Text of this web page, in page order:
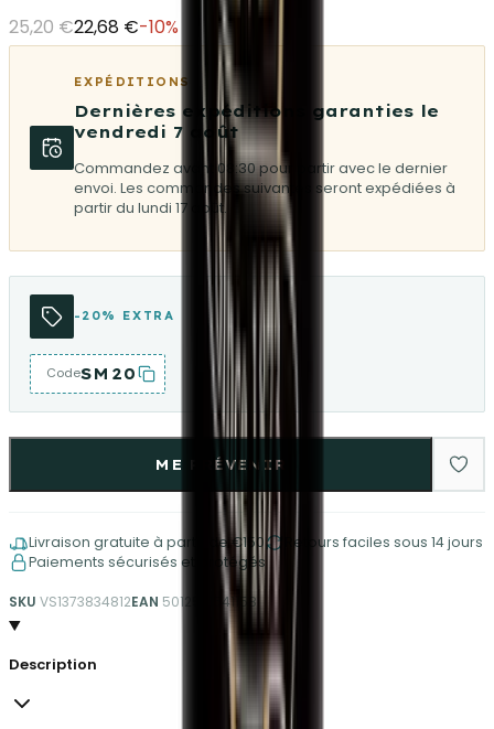
25,20 €22,68 €-10%
EXPÉDITIONS
Dernières expéditions garanties le
vendredi 7 août
Commandez avant 08:30 pour partir avec le dernier
envoi. Les commandes suivantes seront expédiées à
partir du lundi 17 août.
-20% EXTRA
CodeSM20
ME PRÉVENIR
Livraison gratuite à partir de €150
Retours faciles sous 14 jours
Paiements sécurisés et protégés
SKU VS1373834812EAN 5012521541158
Description